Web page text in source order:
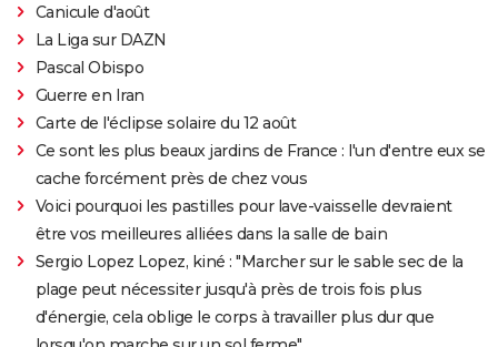
Canicule d'août
La Liga sur DAZN
Pascal Obispo
Guerre en Iran
Carte de l'éclipse solaire du 12 août
Ce sont les plus beaux jardins de France : l'un d'entre eux se
cache forcément près de chez vous
Voici pourquoi les pastilles pour lave-vaisselle devraient
être vos meilleures alliées dans la salle de bain
Sergio Lopez Lopez, kiné : "Marcher sur le sable sec de la
plage peut nécessiter jusqu'à près de trois fois plus
d'énergie, cela oblige le corps à travailler plus dur que